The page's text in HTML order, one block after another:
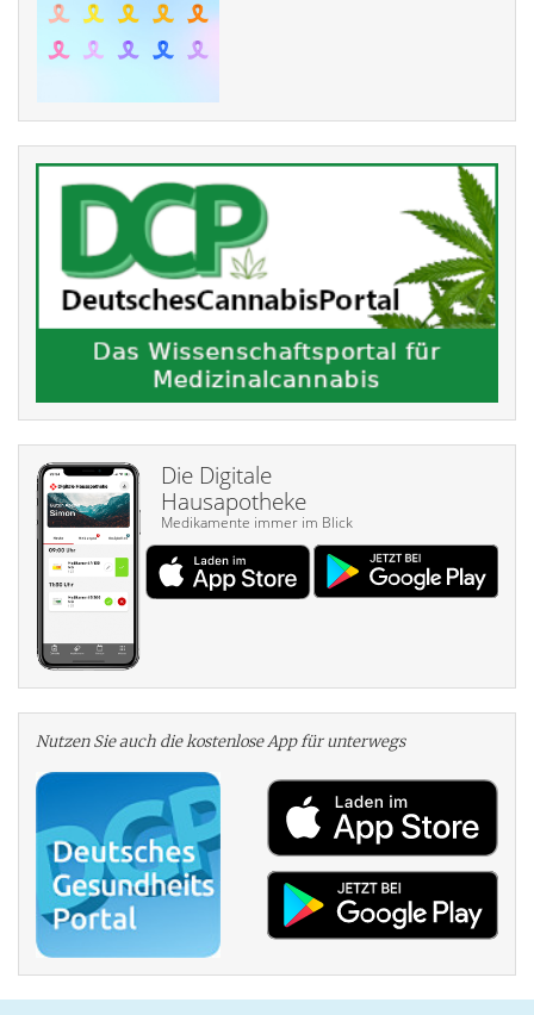
Die Digitale
Hausapotheke
Medikamente immer im Blick
Nutzen Sie auch die kosten­lose App für unterwegs